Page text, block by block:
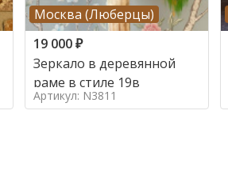
Москва (Люберцы)
19 000₽
Зеркало в деревянной
раме в стиле 19в
Артикул: N3811